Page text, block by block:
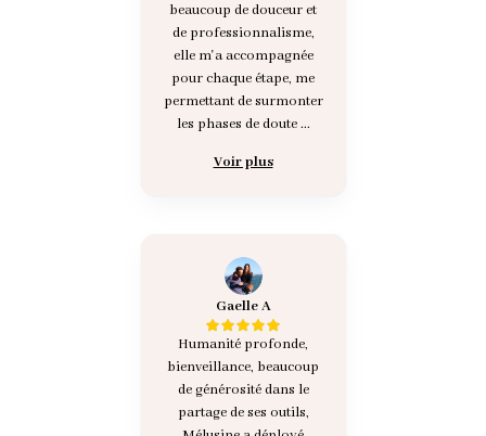
beaucoup de douceur et
de professionnalisme,
elle m'a accompagnée
pour chaque étape, me
permettant de surmonter
les phases de doute ...
Voir plus
Gaelle A
Humanité profonde,
bienveillance, beaucoup
de générosité dans le
partage de ses outils,